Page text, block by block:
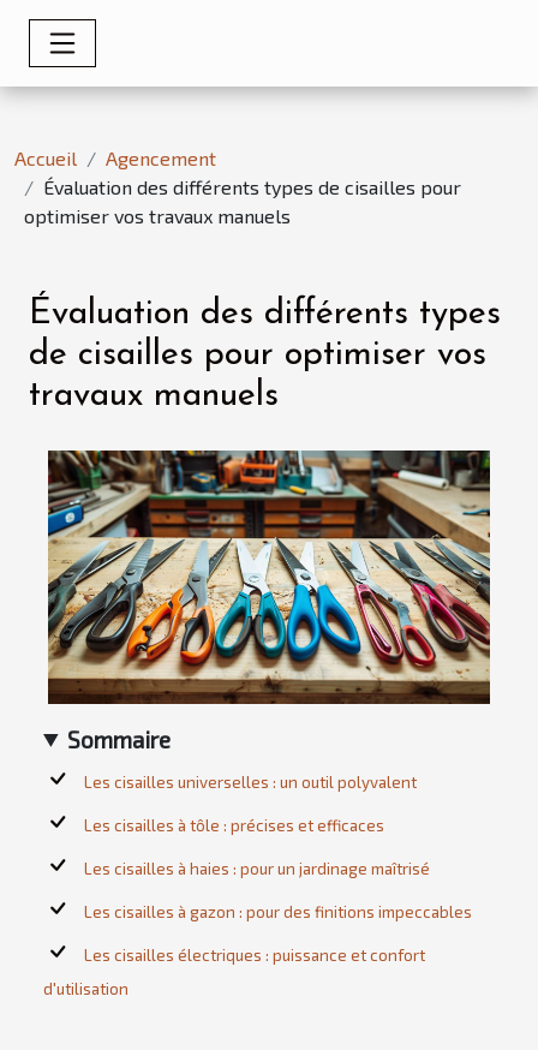
Accueil
Agencement
Évaluation des différents types de cisailles pour
optimiser vos travaux manuels
Évaluation des différents types
de cisailles pour optimiser vos
travaux manuels
Sommaire
Les cisailles universelles : un outil polyvalent
Les cisailles à tôle : précises et efficaces
Les cisailles à haies : pour un jardinage maîtrisé
Les cisailles à gazon : pour des finitions impeccables
Les cisailles électriques : puissance et confort
d'utilisation